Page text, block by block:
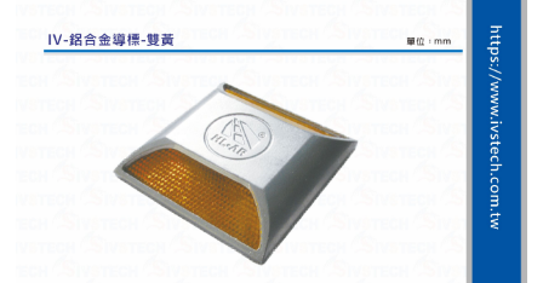
Etag長距離讀卡機系列
紅綠燈號誌系統系列
人員通關管制機系列
停車場周邊系列